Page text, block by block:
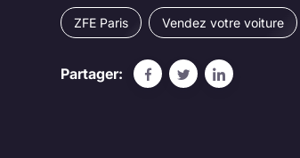
ZFE Paris Vendez votre voiture
Partager: